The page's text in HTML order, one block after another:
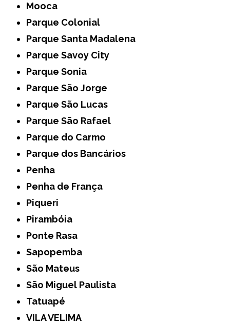
Mooca
Parque Colonial
Parque Santa Madalena
Parque Savoy City
Parque Sonia
Parque São Jorge
Parque São Lucas
Parque São Rafael
Parque do Carmo
Parque dos Bancários
Penha
Penha de França
Piqueri
Pirambóia
Ponte Rasa
Sapopemba
São Mateus
São Miguel Paulista
Tatuapé
VILA VELIMA